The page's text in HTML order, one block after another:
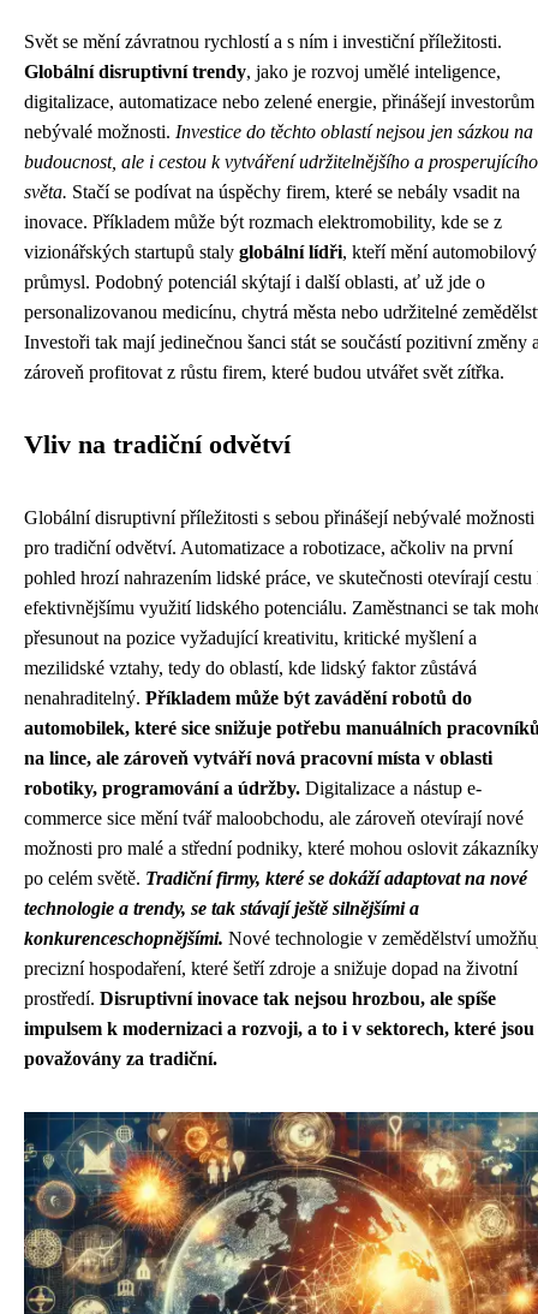
Svět se mění závratnou rychlostí a s ním i investiční příležitosti.
Globální disruptivní trendy, jako je rozvoj umělé inteligence,
digitalizace, automatizace nebo zelené energie, přinášejí investorům
nebývalé možnosti. Investice do těchto oblastí nejsou jen sázkou na
budoucnost, ale i cestou k vytváření udržitelnějšího a prosperujícího
světa. Stačí se podívat na úspěchy firem, které se nebály vsadit na
inovace. Příkladem může být rozmach elektromobility, kde se z
vizionářských startupů staly globální lídři, kteří mění automobilový
průmysl. Podobný potenciál skýtají i další oblasti, ať už jde o
personalizovanou medicínu, chytrá města nebo udržitelné
Investoři tak mají jedinečnou šanci stát se součástí pozitivní změny
zároveň profitovat z růstu firem, které budou utvářet svět zítřka.
Vliv na tradiční odvětví
Globální disruptivní příležitosti s sebou přinášejí nebývalé
pro tradiční odvětví. Automatizace a robotizace, ačkoliv na první
pohled hrozí nahrazením lidské práce, ve skutečnosti otevírají cestu
efektivnějšímu využití lidského potenciálu. Zaměstnanci se tak
přesunout na pozice vyžadující kreativitu, kritické myšlení a
mezilidské vztahy, tedy do oblastí, kde lidský faktor zůstává
nenahraditelný. Příkladem může být zavádění robotů do
automobilek, které sice snižuje potřebu manuálních
na lince, ale zároveň vytváří nová pracovní místa v oblasti
robotiky, programování a údržby. Digitalizace a nástup e-
commerce sice mění tvář maloobchodu, ale zároveň otevírají nové
možnosti pro malé a střední podniky, které mohou oslovit zákazníky
po celém světě. Tradiční firmy, které se dokáží adaptovat na nové
technologie a trendy, se tak stávají ještě silnějšími a
konkurenceschopnějšími. Nové technologie v zemědělství
precizní hospodaření, které šetří zdroje a snižuje dopad na životní
prostředí. Disruptivní inovace tak nejsou hrozbou, ale spíše
impulsem k modernizaci a rozvoji, a to i v sektorech, které jsou
považovány za tradiční.